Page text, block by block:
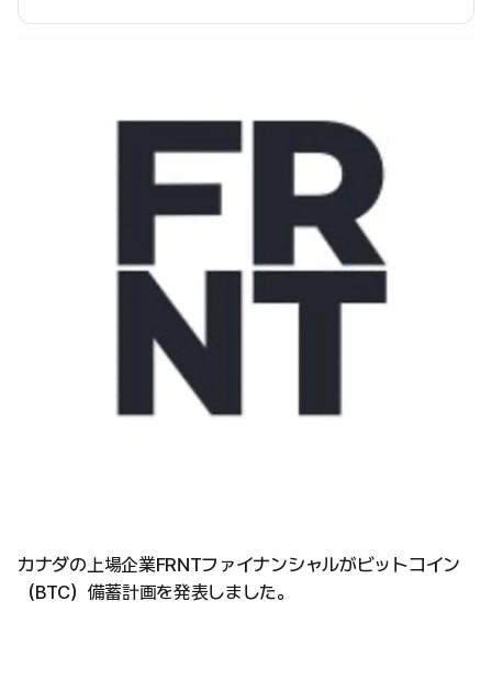
カナダの上場企業FRNTファイナンシャルがビットコイン
（BTC）備蓄計画を発表しました。